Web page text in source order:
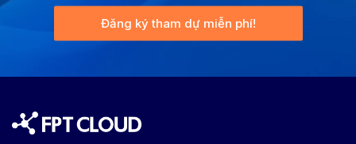
Đăng ký tham dự miễn phí!